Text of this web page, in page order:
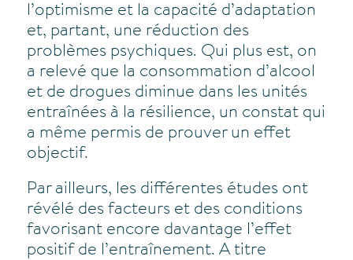
l’optimisme et la capacité d’adaptation
et, partant, une réduction des
problèmes psychiques. Qui plus est, on
a relevé que la consommation d’alcool
et de drogues diminue dans les unités
entraînées à la résilience, un constat qui
a même permis de prouver un effet
objectif.
Par ailleurs, les différentes études ont
révélé des facteurs et des conditions
favorisant encore davantage l’effet
positif de l’entraînement. A titre